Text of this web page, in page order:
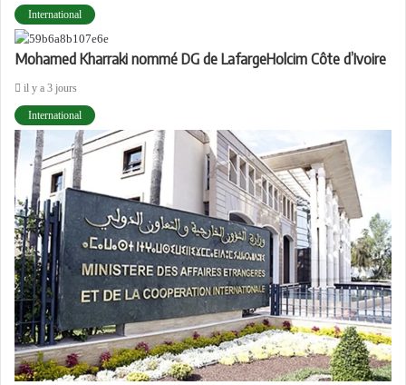
International
Mohamed Kharraki nommé DG de LafargeHolcim Côte d’Ivoire
il y a 3 jours
International